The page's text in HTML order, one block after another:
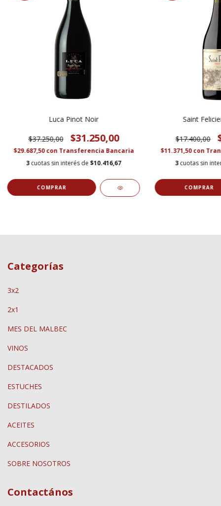
Luca Pinot Noir
$37.250,00 $31.250,00
$29.687,50con Transferencia Bancaria
3cuotas sin interés de$10.416,67
Saint
$17.400,00
$11.371,50con
3cuotas sin
Categorías
3x2
2x1
MES DEL MALBEC
VINOS
DESTACADOS
ESTUCHES
DESTILADOS
ACEITES
ACCESORIOS
SOBRE NOSOTROS
Contactános